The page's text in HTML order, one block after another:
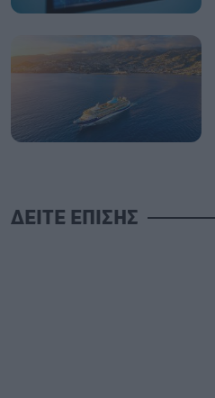
ΔΕΙΤΕ ΕΠΙΣΗΣ